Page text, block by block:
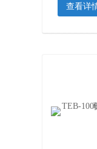
查看详